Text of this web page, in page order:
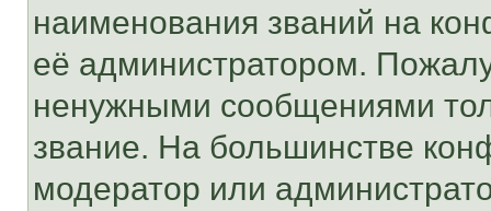
наименования званий на
её администратором.
ненужными сообщениями
звание. На большинстве
модератор или